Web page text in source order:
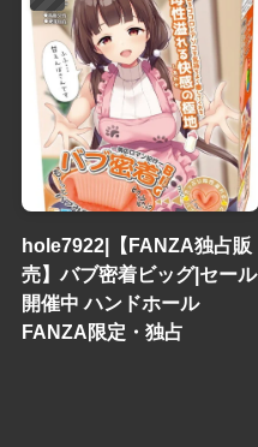
hole7922|【FANZA独占販
売】バブ密着ビッグ|セール
開催中 ハンドホール
FANZA限定・独占